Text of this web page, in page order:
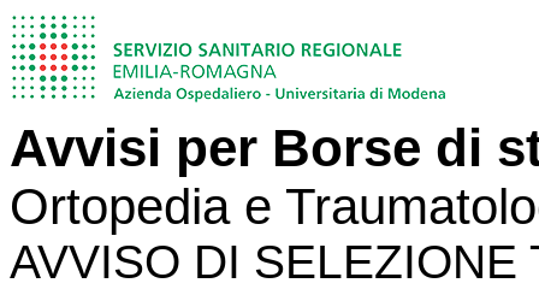
Avvisi per Borse di
Ortopedia e
AVVISO DI SELEZIONE